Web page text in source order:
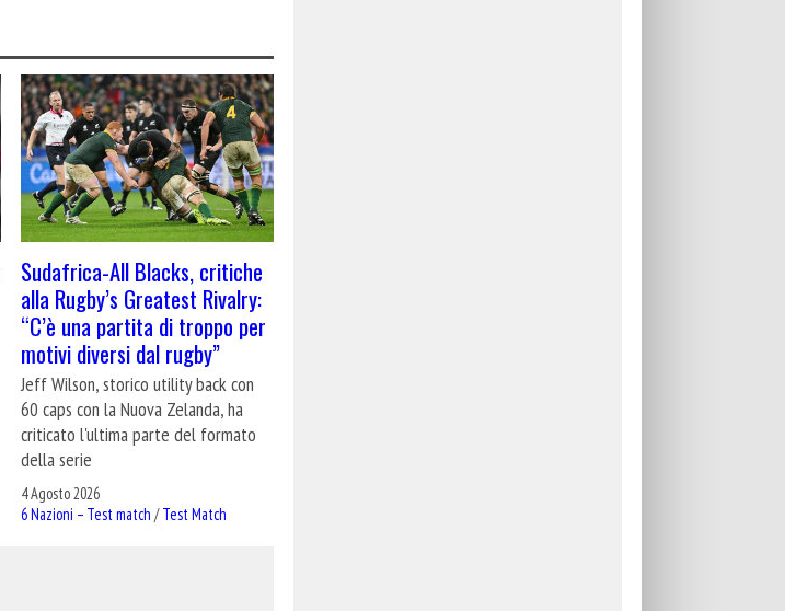
Sudafrica-All Blacks, critiche
alla Rugby’s Greatest Rivalry:
“C’è una partita di troppo per
motivi diversi dal rugby”
Jeff Wilson, storico utility back con
60 caps con la Nuova Zelanda, ha
criticato l'ultima parte del formato
della serie
4 Agosto 2026
6 Nazioni – Test match /Test Match